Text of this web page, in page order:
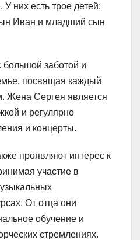
У них есть трое детей:
Иван и младший сын
большой заботой и
посвящая каждый
Жена Сергея является
и регулярно
и концерты.
проявляют интерес к
участие в
От отца они
обучение и
стремлениях.